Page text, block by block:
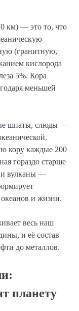
км) — это то, что
(гранитную,
кислорода
5%. Кора
меньшей
шпаты, слюды —
кору каждые 200
гораздо старше
и вулканы —
и жизни.
весь наш
и её состав
до металлов.
планету